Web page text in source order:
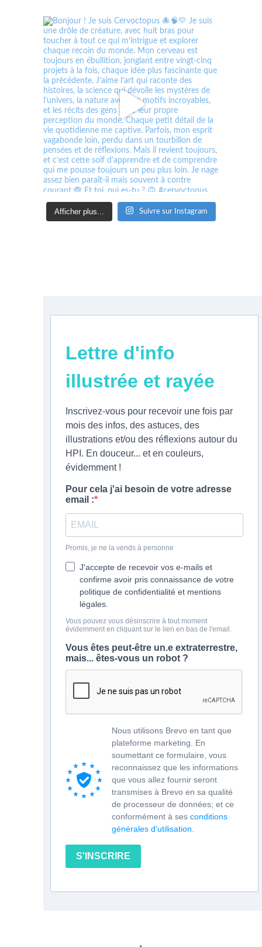
Afficher plus... Suivre sur Instagram
Lettre d'info
illustrée et rayée
Inscrivez-vous pour recevoir une fois par
mois des infos, des astuces, des
illustrations et/ou des réflexions autour du
HPI. En douceur... et en couleurs,
évidemment !
Pour cela j'ai besoin de votre adresse
email :
Promis, je ne la vends à personne
J'accepte de recevoir vos e-mails et
confirme avoir pris connaissance de votre
politique de confidentialité et mentions
légales.
Vous pouvez vous désinscrire à tout moment
évidemment en cliquant sur le lien en bas de l'email.
Vous êtes peut-être un.e extraterrestre,
mais... êtes-vous un robot ?
Nous utilisons Brevo en tant que
plateforme marketing. En
soumettant ce formulaire, vous
reconnaissez que les informations
que vous allez fournir seront
transmises à Brevo en sa qualité
de processeur de données; et ce
conformément à ses conditions
générales d'utilisation
S'INSCRIRE